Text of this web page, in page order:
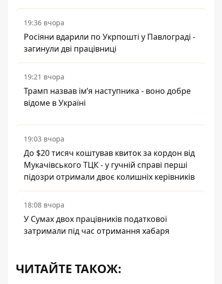
19:36 вчора
Росіяни вдарили по Укрпошті у Павлограді -
загинули дві працівниці
19:21 вчора
Трамп назвав імʼя наступника - воно добре
відоме в Україні
19:03 вчора
До $20 тисяч коштував квиток за кордон від
Мукачівського ТЦК - у гучній справі перші
підозри отримали двоє колишніх керівників
18:08 вчора
У Сумах двох працівників податкової
затримали під час отримання хабаря
ЧИТАЙТЕ ТАКОЖ: